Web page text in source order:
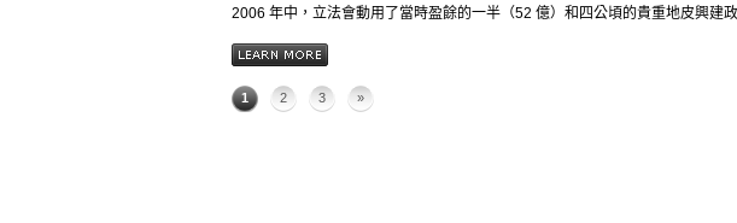
2006 年中，立法會動用了當時盈餘的一半（52 億）和四公頃的貴重地皮興
1 2 3 »